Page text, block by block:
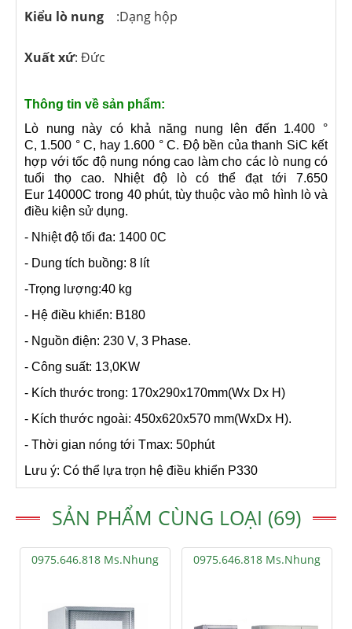
Kiểu lò nung :Dạng hộp
Xuất xứ: Đức
Thông tin về sản phẩm:
Lò nung này có khả năng nung lên đến 1.400 °
C, 1.500 ° C, hay 1.600 ° C. Độ bền của thanh SiC kết
hợp với tốc độ nung nóng cao làm cho các lò nung có
tuổi thọ cao. Nhiệt độ lò có thể đạt tới 7.650
Eur 14000C trong 40 phút, tùy thuộc vào mô hình lò và
điều kiện sử dụng.
- Nhiệt độ tối đa: 1400 0C
- Dung tích buồng: 8 lít
-Trọng lượng:40 kg
- Hệ điều khiển: B180
- Nguồn điện: 230 V, 3 Phase.
- Công suất: 13,0KW
- Kích thước trong: 170x290x170mm(Wx Dx H)
- Kích thước ngoài: 450x620x570 mm(WxDx H).
- Thời gian nóng tới Tmax: 50phút
Lưu ý: Có thể lựa trọn hệ điều khiển P330
SẢN PHẨM CÙNG LOẠI (69)
0975.646.818 Ms.Nhung 0975.646.818 Ms.Nhung